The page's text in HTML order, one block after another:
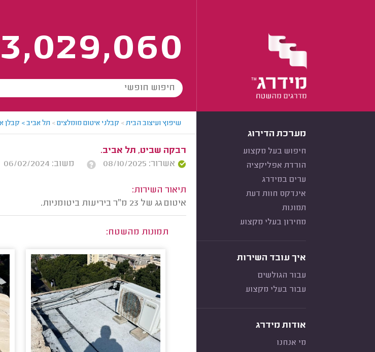
3,029,060
מערכת הדירוג
חיפוש בעל מקצוע
הורדת אפליקציה
ערים במידרג
אינדקס חוות דעת
תמונות
מחירון בעלי מקצוע
איך עובד השירות
עבור הגולשים
עבור בעלי מקצוע
אודות מידרג
מי אנחנו
שיפוץ ועיצוב הבית> קבלני איטום מומלצים> תל אביב > קבלן
רבקה שביט, תל אביב.
אשרור: 08/10/2025
משוב: 06/02/2024
תיאור השירות:
איטום גג של 23 מ״ר ביריעות ביטומניות.
תמונות מהשטח: